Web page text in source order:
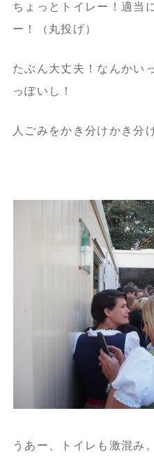
ちょっとトイレー！適当
ー！（丸投げ）
たぶん大丈夫！なんかい
っぽいし！
人ごみをかき分けかき分
うあー、トイレも激混み